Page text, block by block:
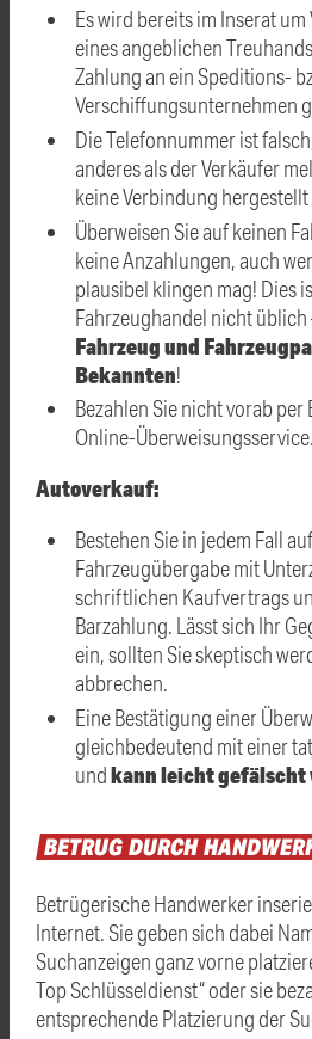
Es wird bereits im Inserat
eines angeblichen
Zahlung an ein Speditions-
Verschiffungsunternehmen
Die Telefonnummer ist
anderes als der Verkäufer
keine Verbindung
Überweisen Sie auf keinen
keine Anzahlungen, auch
plausibel klingen mag! Dies
Fahrzeughandel nicht
Fahrzeug und
Bekannten!
Bezahlen Sie nicht vorab
Online-Überweisungsservice.
Autoverkauf:
Bestehen Sie in jedem Fall
Fahrzeugübergabe mit
schriftlichen Kaufvertrags
Barzahlung. Lässt sich Ihr
ein, sollten Sie skeptisch
abbrechen.
Eine Bestätigung einer
gleichbedeutend mit einer
undkann leicht gefälscht
BETRUG DURCH
Betrügerische Handwerker
Internet. Sie geben sich dabei
Suchanzeigen ganz vorne
Top Schlüsseldienst“ oder sie
entsprechende Platzierung der